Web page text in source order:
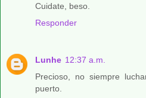
Cuidate, beso.
Responder
Lunhe 12:37 a.m.
Precioso, no siempre
puerto.